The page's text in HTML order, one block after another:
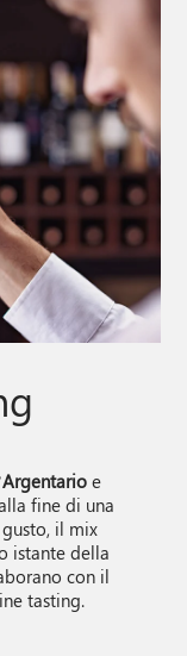
Argentarioe
fine di una
il mix
istante della
con il
tasting.